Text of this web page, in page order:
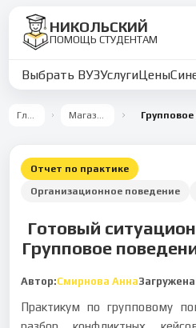
НИКОЛЬСКИЙ
ПОМОЩЬ СТУДЕНТАМ
Выбрать ВУЗУслугиЦены
Главная Магазин работ
Отчет по практике
Организационное поведение
Готовый
Групповое
Автор:Смирнова Анна
Практикум по групповому